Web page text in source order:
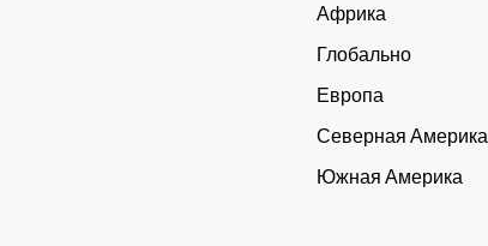
Африка
Глобально
Европа
Северная Америка
Южная Америка